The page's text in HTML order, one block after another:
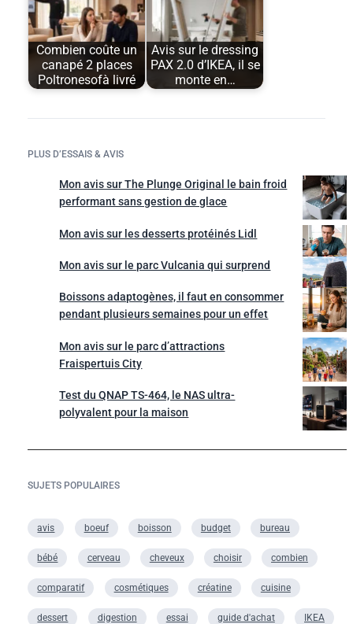
Combien coûte un
canapé 2 places
Poltronesofà livré
Avis sur le dressing
PAX 2.0 d’IKEA, il se
monte en…
PLUS D’ESSAIS & AVIS
Mon avis sur The Plunge Original le bain froid
performant sans gestion de glace
Mon avis sur les desserts protéinés Lidl
Mon avis sur le parc Vulcania qui surprend
Boissons adaptogènes, il faut en consommer
pendant plusieurs semaines pour un effet
Mon avis sur le parc d’attractions
Fraispertuis City
Test du QNAP TS-464, le NAS ultra-
polyvalent pour la maison
SUJETS POPULAIRES
avis boeuf boisson budget bureau
bébé cerveau cheveux choisir combien
comparatif cosmétiques créatine cuisine
dessert digestion essai guide d'achat IKEA